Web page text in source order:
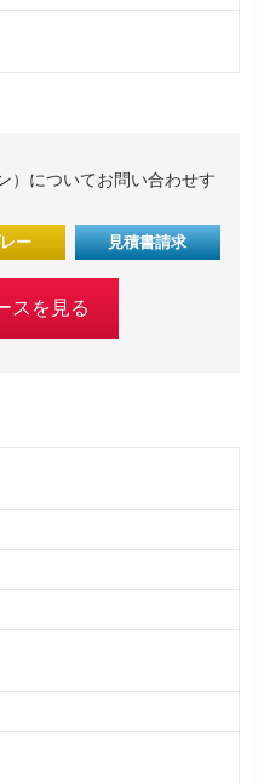
）についてお問い合わせす
ー 見積書請求
スを見る